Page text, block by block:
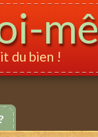
du bien !